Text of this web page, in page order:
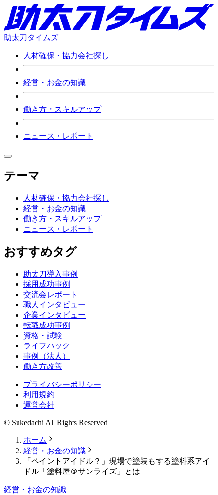
助太刀タイムズ
人材確保・協力会社探し
経営・お金の知識
働き方・スキルアップ
ニュース・レポート
テーマ
人材確保・協力会社探し
経営・お金の知識
働き方・スキルアップ
ニュース・レポート
おすすめタグ
助太刀導入事例
採用成功事例
交流会レポート
職人インタビュー
企業インタビュー
転職成功事例
資格・試験
ライフハック
事例（法人）
働き方改善
プライバシーポリシー
利用規約
運営会社
© Sukedachi All Rights Reserved
ホーム
経営・お金の知識
「ペイントアイドル？」現場で塗装もする塗料系アイ
ドル「塗料屋＠サンライズ」とは
経営・お金の知識